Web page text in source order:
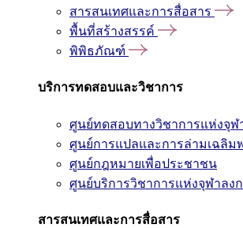
สารสนเทศและการสื่อสาร
พื้นที่สร้างสรรค์
พิพิธภัณฑ์
บริการทดสอบและวิชาการ
ศูนย์ทดสอบทางวิชาการแห่งจุฬ
ศูนย์การแปลและการล่ามเฉลิม
ศูนย์กฎหมายเพื่อประชาชน
ศูนย์บริการวิชาการแห่งจุฬาลง
สารสนเทศและการสื่อสาร